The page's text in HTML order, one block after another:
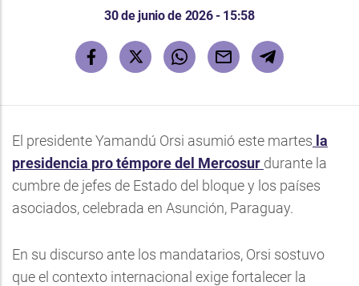
30 de junio de 2026 - 15:58
El presidente Yamandú Orsi asumió este martes la
presidencia pro témpore del Mercosur durante la
cumbre de jefes de Estado del bloque y los países
asociados, celebrada en Asunción, Paraguay.
En su discurso ante los mandatarios, Orsi sostuvo
que el contexto internacional exige fortalecer la